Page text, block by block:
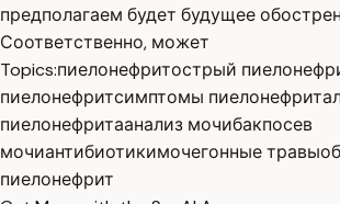
предполагаем будет будущее
Соответственно, может
Topics:пиелонефритострый
пиелонефритсимптомы пиелонефрита
пиелонефритаанализ мочибакпосев
мочиантибиотикимочегонные травы
пиелонефрит